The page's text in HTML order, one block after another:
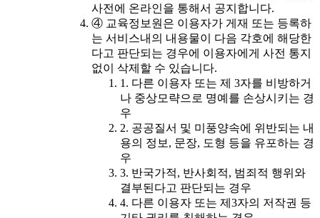
사전에 온라인을 통해서 공지합니다.
④ 교육정보원은 이용자가 게재 또는 등록하
는 서비스내의 내용물이 다음 각호에 해당한
다고 판단되는 경우에 이용자에게 사전 통지
없이 삭제할 수 있습니다.
1. 다른 이용자 또는 제 3자를 비방하거
나 중상모략으로 명예를 손상시키는 경
우
2. 공공질서 및 미풍양속에 위반되는 내
용의 정보, 문장, 도형 등을 유포하는 경
우
3. 반국가적, 반사회적, 범죄적 행위와
결부된다고 판단되는 경우
4. 다른 이용자 또는 제3자의 저작권 등